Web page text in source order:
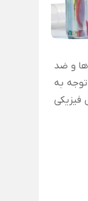
و ضد
به
فیزیکی